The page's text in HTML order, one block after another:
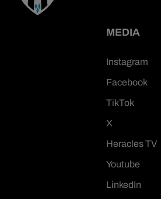
MEDIA
Instagram
Facebook
TikTok
X
Heracles TV
Youtube
LinkedIn